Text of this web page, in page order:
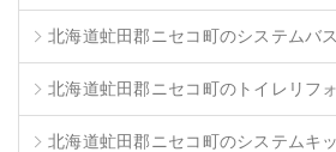
北海道虻田郡ニセコ町のシステムバ
北海道虻田郡ニセコ町のトイレリフ
北海道虻田郡ニセコ町のシステムキ